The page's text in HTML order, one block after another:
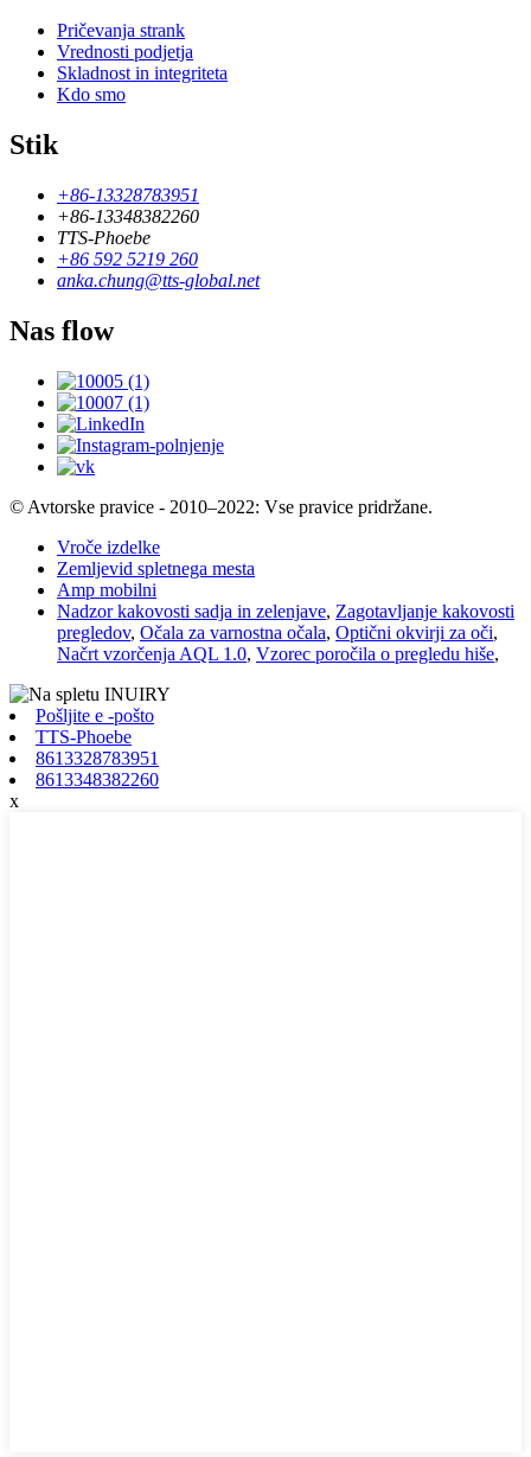
Pričevanja strank
Vrednosti podjetja
Skladnost in integriteta
Kdo smo
Stik
+86-13328783951
+86-13348382260
TTS-Phoebe
+86 592 5219 260
anka.chung@tts-global.net
Nas flow
© Avtorske pravice - 2010–2022: Vse pravice pridržane.
Vroče izdelke
Zemljevid spletnega mesta
Amp mobilni
Nadzor kakovosti sadja in zelenjave, Zagotavljanje kakovosti
pregledov, Očala za varnostna očala, Optični okvirji za oči,
Načrt vzorčenja AQL 1.0, Vzorec poročila o pregledu hiše,
Pošljite e -pošto
TTS-Phoebe
8613328783951
8613348382260
x